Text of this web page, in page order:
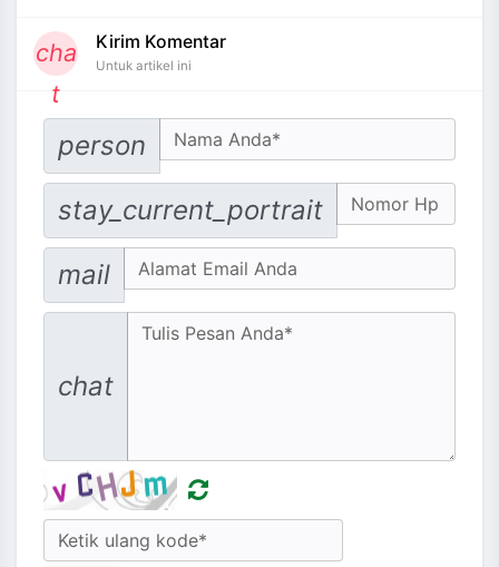
cha
t
Kirim Komentar
Untuk artikel ini
person
stay_current_portrait
Email address
mail
chat